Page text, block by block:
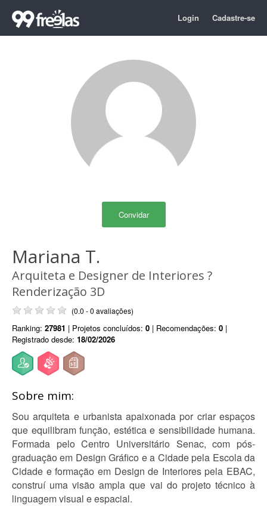
Login Cadastre-se
Convidar
Mariana T.
Arquiteta e Designer de Interiores ?
Renderização 3D
(0.0 - 0 avaliações)
Ranking: 27981 | Projetos concluídos: 0 | Recomendações: 0 |
Registrado desde: 18/02/2026
Sobre mim:
Sou arquiteta e urbanista apaixonada por criar espaços
que equilibram função, estética e sensibilidade humana.
Formada pelo Centro Universitário Senac, com pós-
graduação em Design Gráfico e a Cidade pela Escola da
Cidade e formação em Design de Interiores pela EBAC,
construí uma visão ampla que vai do projeto técnico à
linguagem visual e espacial.